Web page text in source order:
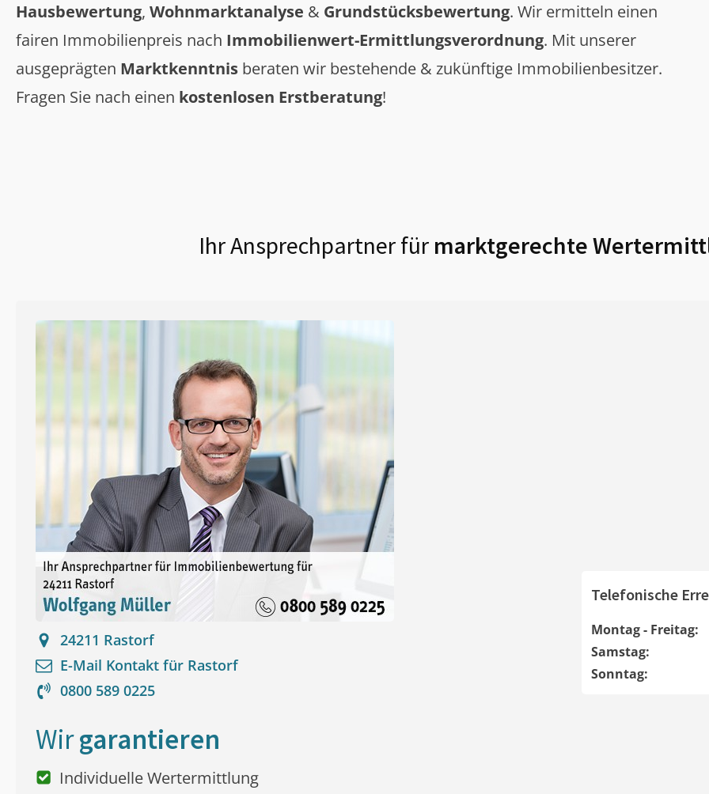
Hausbewertung, Wohnmarktanalyse & Grundstücksbewertung. Wir ermitteln einen
fairen Immobilienpreis nach Immobilienwert-Ermittlungsverordnung. Mit unserer
ausgeprägten Marktkenntnis beraten wir bestehende & zukünftige Immobilienbesitzer.
Fragen Sie nach einen kostenlosen Erstberatung!
Ihr Ansprechpartner für marktgerechte
24211 Rastorf
E-Mail Kontakt für Rastorf
0800 589 0225
Telefonische
Montag - Freitag:
Samstag:
Sonntag:
Wirgarantieren
Individuelle Wertermittlung